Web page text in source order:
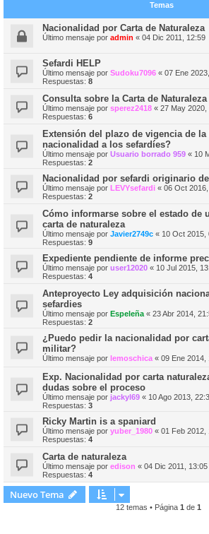
Temas
Nacionalidad por Carta de Naturaleza
Último mensaje por admin « 04 Dic 2011, 12:59
Sefardi HELP
Último mensaje por Sudoku7096 « 07 Ene
Respuestas: 8
Consulta sobre la Carta de Naturaleza
Último mensaje por sperez2418 « 27 May 2020,
Respuestas: 6
Extensión del plazo de vigencia de
nacionalidad a los sefardíes?
Último mensaje por Usuario borrado 959 « 10
Respuestas: 2
Nacionalidad por sefardi originario
Último mensaje por LEVYsefardi « 06 Oct
Respuestas: 2
Cómo informarse sobre el estado de
carta de naturaleza
Último mensaje por Javier2749c « 10 Oct 2015,
Respuestas: 9
Expediente pendiente de informe
Último mensaje por user12020 « 10 Jul 2015,
Respuestas: 4
Anteproyecto Ley adquisición
sefardies
Último mensaje por Espeleña « 23 Abr 2014,
Respuestas: 2
¿Puedo pedir la nacionalidad por
militar?
Último mensaje por lemoschica « 09 Ene 2014,
Exp. Nacionalidad por carta
dudas sobre el proceso
Último mensaje por jackyl69 « 10 Ago 2013,
Respuestas: 3
Ricky Martin is a spaniard
Último mensaje por yuber_1980 « 01 Feb 2012,
Respuestas: 4
Carta de naturaleza
Último mensaje por edison « 04 Dic 2011, 13:05
Respuestas: 4
Nuevo Tema
12 temas • Página 1 de 1